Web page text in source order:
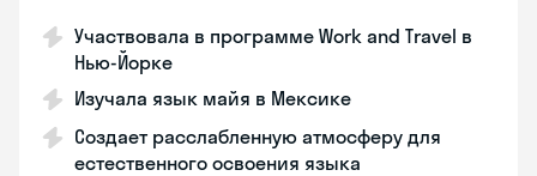
Участвовала в программе Work and Travel в
Нью-Йорке
Изучала язык майя в Мексике
Создает расслабленную атмосферу для
естественного освоения языка